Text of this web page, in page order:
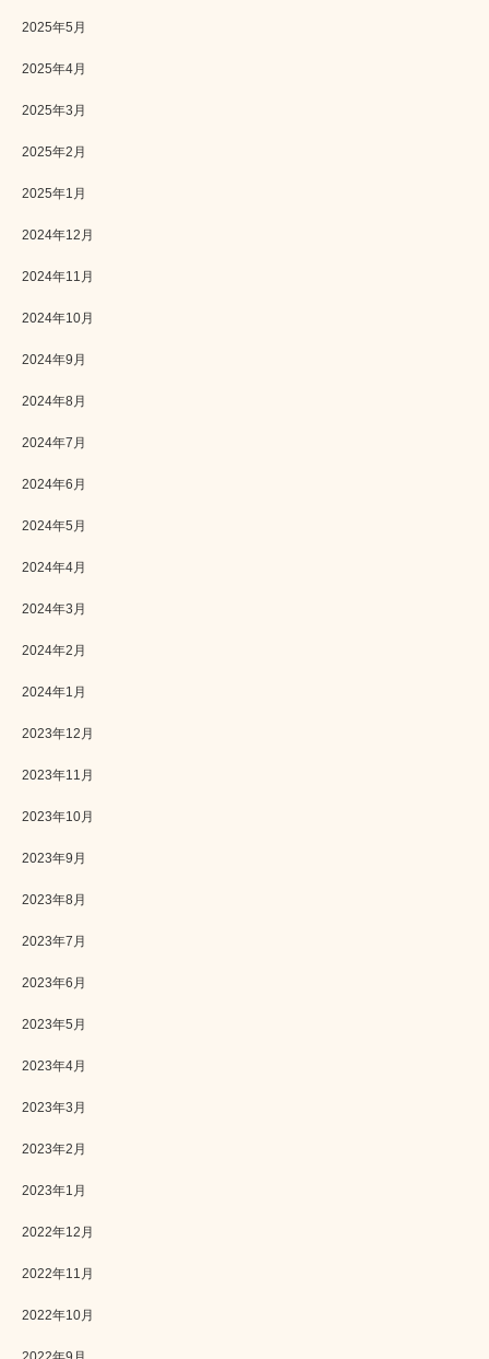
2025年5月
2025年4月
2025年3月
2025年2月
2025年1月
2024年12月
2024年11月
2024年10月
2024年9月
2024年8月
2024年7月
2024年6月
2024年5月
2024年4月
2024年3月
2024年2月
2024年1月
2023年12月
2023年11月
2023年10月
2023年9月
2023年8月
2023年7月
2023年6月
2023年5月
2023年4月
2023年3月
2023年2月
2023年1月
2022年12月
2022年11月
2022年10月